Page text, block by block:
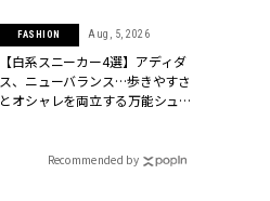
FASHION Aug, 5, 2026
【白系スニーカー4選】アディダ
ス、ニューバランス…歩きやすさ
とオシャレを両立する万能シュ
Recommended by